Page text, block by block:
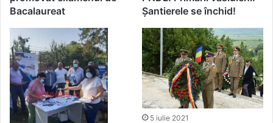
Bacalaureat
Șantierele se închid!
5 iulie 2021